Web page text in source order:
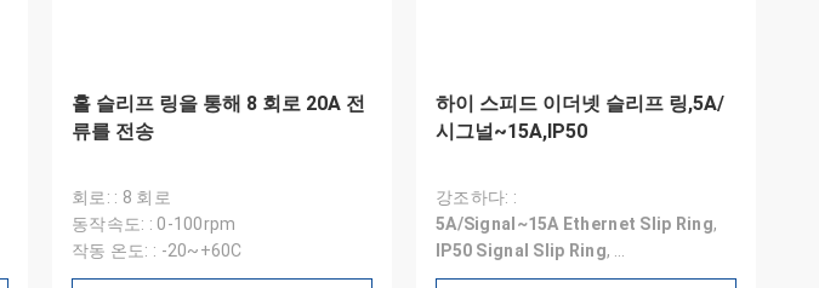
홀 슬리프 링을 통해 8 회로 20A 전
류를 전송
회로: : 8 회로
동작속도: : 0-100rpm
작동 온도: : -20~+60C
하이 스피드 이더넷 슬리프 링,5A/
시그널~15A,IP50
강조하다: :
5A/Signal~15A Ethernet Slip Ring,
IP50 Signal Slip Ring,
100Mbps/1Gbps/10Gbps Rotary